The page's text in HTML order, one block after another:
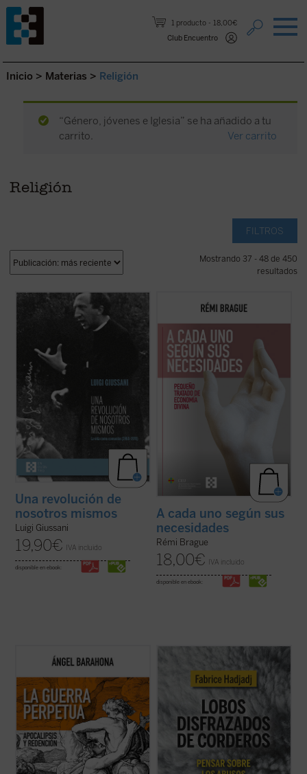
1 producto
18,00€
Club Encuentro
Saltar al contenido.
Inicio > Materias > Religión
“Género, jóvenes e Iglesia” se ha añadido a tu
carrito.
Ver carrito
Religión
FILTROS
Mostrando 37 - 48 de 450
resultados
Los textos reunidos en este libro
pertenecen a un momento delicado y
crucial de la historia de Comunión y
Liberación (CL). Se remontan a los años
nacida de don Giussani en 1954 sufrió una
profunda ...(ver ficha)
Una revolución de
nosotros mismos
Luigi Giussani
19,90€ IVA incluido
disponible en ebook:
Este «pequeño tratado» es la continuación
de los estudios emblemáticos de Rémi
una sucesión de breves capítulos expone
una teoría de la Providencia divina en la que
Dios provee a todos los ...(ver ficha)
A cada uno según sus
necesidades
Rémi Brague
18,00€ IVA incluido
disponible en ebook:
Las preguntas que surgen en este ensayo
son inquietantes: ¿por qué la hostilidad
permanente a lo largo de la historia de la
humanidad y podemos sospechar que lo
seguirá siendo? ¿Por qué la actividad ...(ver
ficha)
lobos se disfrazan de corderos». Una
denuncia de la mentira, la impostura y la
credulidad. Un alegato a favor de la fe. Un
ensayo vigorizante, ejemplar por su ...